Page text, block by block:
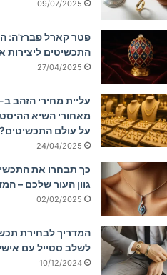
09/07/2025
פטר קארל פברז'ה:
התכשיטים ליצירות
27/04/2025
מאחורי השיא
על עולם התכשיטים?
24/04/2025
כך תבחרו את
גוון העור שלכם –
02/02/2025
המדריך לבחירת
לשלב סטייל עם
10/12/2024